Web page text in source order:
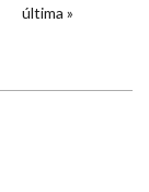
última »